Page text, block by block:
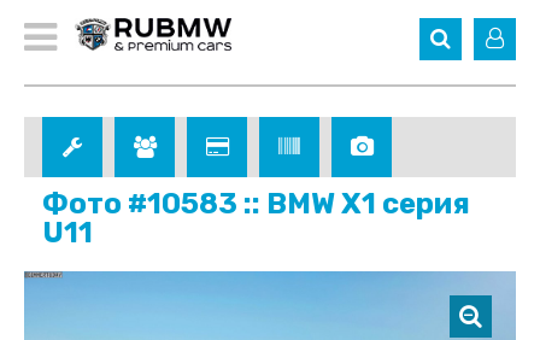
Фото #10583 :: BMW X1 серия
U11